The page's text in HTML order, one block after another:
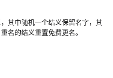
其中随机一个结义保留名字，其
名的结义重置免费更名。